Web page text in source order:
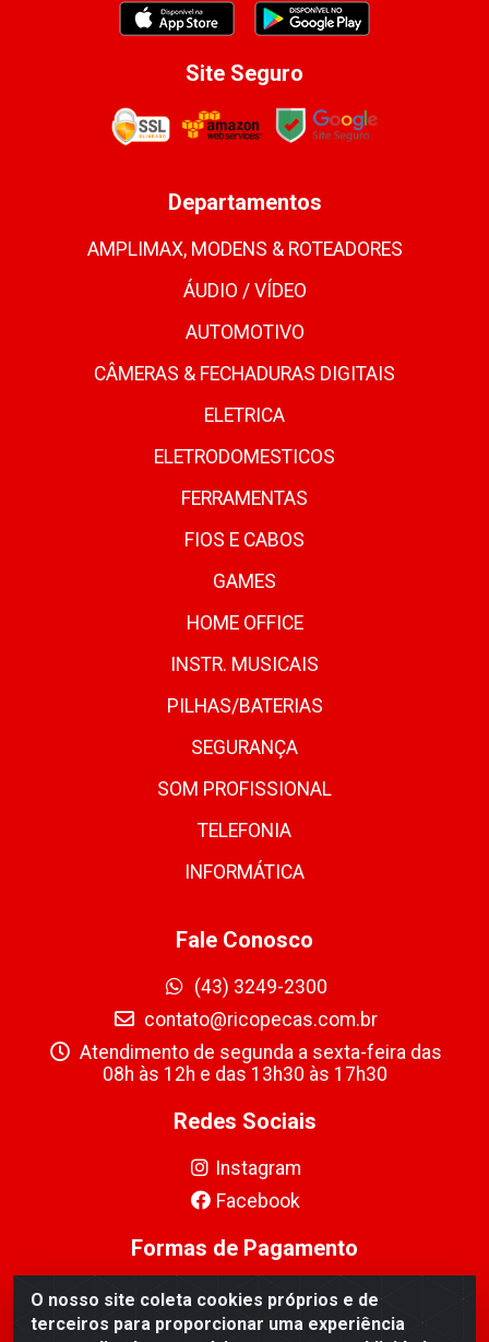
O nosso site coleta cookies próprios e de
terceiros para proporcionar uma experiência
Site Seguro
Departamentos
AMPLIMAX, MODENS & ROTEADORES
ÁUDIO / VÍDEO
AUTOMOTIVO
CÂMERAS & FECHADURAS DIGITAIS
ELETRICA
ELETRODOMESTICOS
FERRAMENTAS
FIOS E CABOS
GAMES
HOME OFFICE
INSTR. MUSICAIS
PILHAS/BATERIAS
SEGURANÇA
SOM PROFISSIONAL
TELEFONIA
INFORMÁTICA
Fale Conosco
(43) 3249-2300
contato@ricopecas.com.br
Atendimento de segunda a sexta-feira das
08h às 12h e das 13h30 às 17h30
Redes Sociais
Instagram
Facebook
Formas de Pagamento